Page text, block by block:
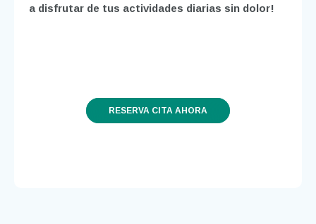
a disfrutar de tus actividades diarias sin dolor!
RESERVA CITA AHORA